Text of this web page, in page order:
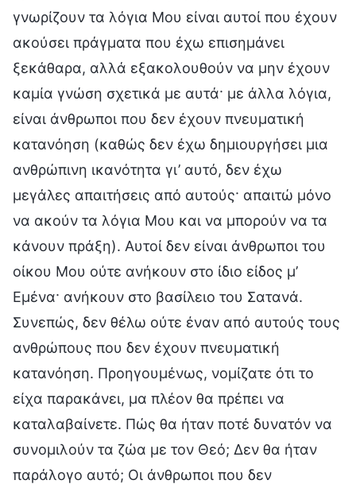
γνωρίζουν τα λόγια Μου είναι αυτοί που έχουν
ακούσει πράγματα που έχω επισημάνει
ξεκάθαρα, αλλά εξακολουθούν να μην έχουν
καμία γνώση σχετικά με αυτά· με άλλα λόγια,
είναι άνθρωποι που δεν έχουν πνευματική
κατανόηση (καθώς δεν έχω δημιουργήσει μια
ανθρώπινη ικανότητα γι’ αυτό, δεν έχω
μεγάλες απαιτήσεις από αυτούς· απαιτώ μόνο
να ακούν τα λόγια Μου και να μπορούν να τα
κάνουν πράξη). Αυτοί δεν είναι άνθρωποι του
οίκου Μου ούτε ανήκουν στο ίδιο είδος μ’
Εμένα· ανήκουν στο βασίλειο του Σατανά.
Συνεπώς, δεν θέλω ούτε έναν από αυτούς τους
ανθρώπους που δεν έχουν πνευματική
κατανόηση. Προηγουμένως, νομίζατε ότι το
είχα παρακάνει, μα πλέον θα πρέπει να
καταλαβαίνετε. Πώς θα ήταν ποτέ δυνατόν να
συνομιλούν τα ζώα με τον Θεό; Δεν θα ήταν
παράλογο αυτό; Οι άνθρωποι που δεν